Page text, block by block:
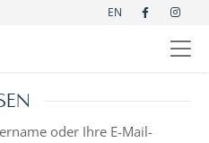
EN
oder Ihre E-Mail-